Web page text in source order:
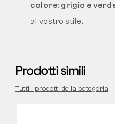
colore: grigio e
al vostro stile.
Prodotti simili
Tutti i prodotti della categoria